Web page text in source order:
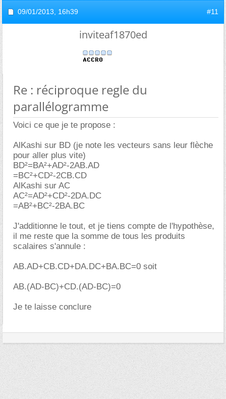
09/01/2013, 16h39 #11
inviteaf1870ed
Re : réciproque regle du
parallélogramme
Voici ce que je te propose :
AlKashi sur BD (je note les vecteurs sans leur flèche
pour aller plus vite)
BD²=BA²+AD²-2AB.AD
=BC²+CD²-2CB.CD
AlKashi sur AC
AC²=AD²+CD²-2DA.DC
=AB²+BC²-2BA.BC
J'additionne le tout, et je tiens compte de l'hypothèse,
il me reste que la somme de tous les produits
scalaires s'annule :
AB.AD+CB.CD+DA.DC+BA.BC=0 soit
AB.(AD-BC)+CD.(AD-BC)=0
Je te laisse conclure